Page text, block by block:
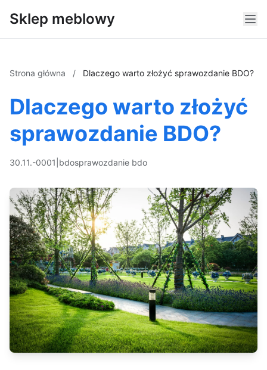
Sklep meblowy
Strona główna / Dlaczego warto złożyć sprawozdanie BDO?
Dlaczego warto złożyć
sprawozdanie BDO?
30.11.-0001 bdosprawozdanie bdo